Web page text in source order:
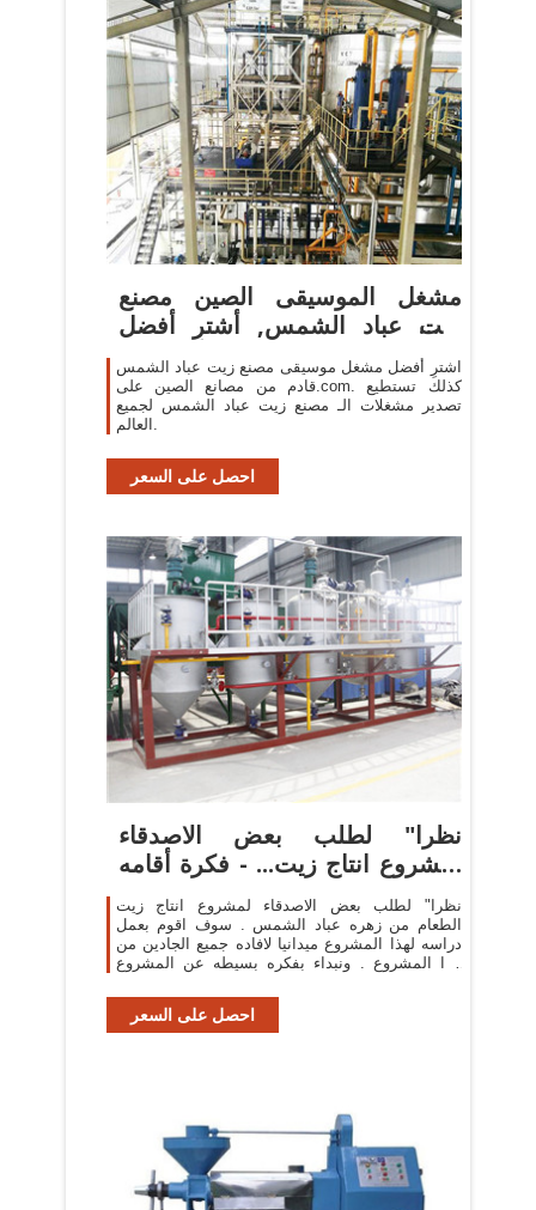
مشغل الموسيقى الصين مصنع
زيت عباد الشمس, أشترِ أفضل
مشغل ...
اشترِ أفضل مشغل موسيقى مصنع زيت عباد الشمس
قادم من مصانع الصين على.com. كذلك تستطيع
تصدير مشغلات الـ مصنع زيت عباد الشمس لجميع
العالم.
احصل على السعر
‫نظرا" لطلب بعض الاصدقاء
لمشروع انتاج زيت... - فكرة أقامه
نظرا" لطلب بعض الاصدقاء لمشروع انتاج زيت
الطعام من زهره عباد الشمس . سوف اقوم بعمل
دراسه لهذا المشروع ميدانيا لافاده جميع الجادين من
هذا المشروع . ونبداء بفكره بسيطه عن المشروع
احصل على السعر